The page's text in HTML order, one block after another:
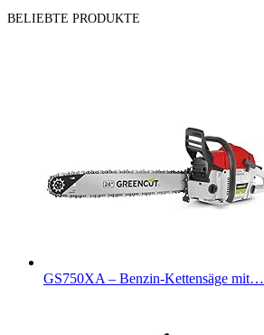
BELIEBTE PRODUKTE
GS750XA – Benzin-Kettensäge mit…